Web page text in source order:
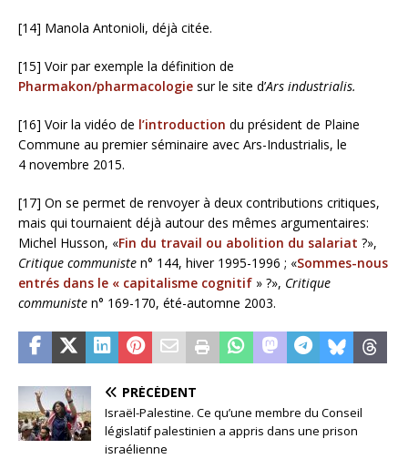
[14] Manola Antonioli, déjà citée.
[15] Voir par exemple la définition de
Pharmakon/pharmacologie sur le site d’Ars industrialis.
[16] Voir la vidéo de l’introduction du président de Plaine
Commune au premier séminaire avec Ars-Industrialis, le
4 novembre 2015.
[17] On se permet de renvoyer à deux contributions critiques,
mais qui tournaient déjà autour des mêmes argumentaires:
Michel Husson, «Fin du travail ou abolition du salariat ?»,
Critique communiste n° 144, hiver 1995-1996 ; «Sommes-nous
entrés dans le « capitalisme cognitif » ?», Critique
communiste n° 169-170, été-automne 2003.
PRÉCÉDENT
Israël-Palestine. Ce qu’une membre du Conseil
législatif palestinien a appris dans une prison
israélienne